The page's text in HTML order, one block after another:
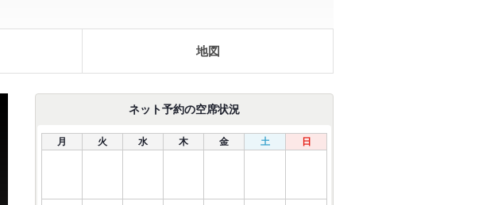
地図
ネット予約の空席状況
月 火 水 木 金 土 日